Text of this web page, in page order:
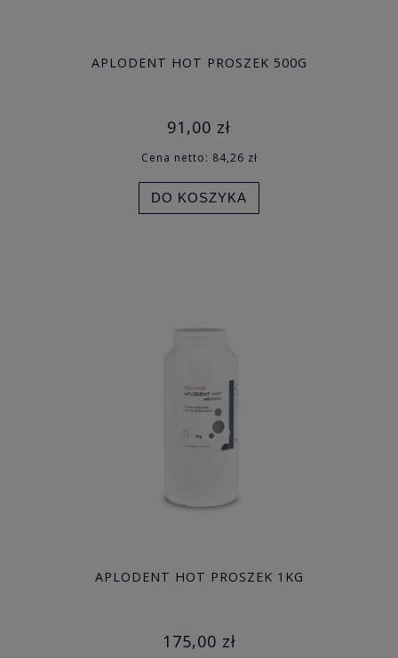
APLODENT HOT PROSZEK 500G
91,00 zł
Cena netto: 84,26 zł
DO KOSZYKA
APLODENT HOT PROSZEK 1KG
175,00 zł